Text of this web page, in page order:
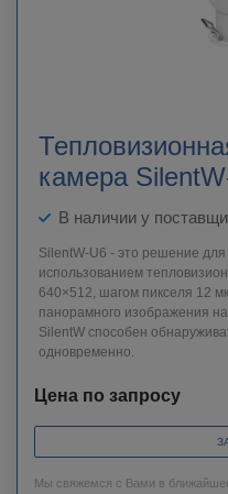
камера
В наличии у
SilentW-U6 - это решение
использованием
640×512, шагом пикселя 12
панорамного изображения на
SilentW способен
одновременно.
Цена по запросу
Мы свяжемся с Вами в